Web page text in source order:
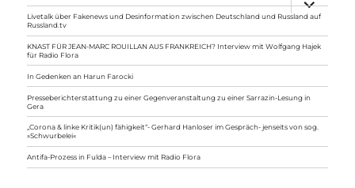
anzeigen
Livetalk über Fakenews und Desinformation zwischen Deutschland und Russland auf
Russland.tv
KNAST FÜR JEAN-MARC ROUILLAN AUS FRANKREICH? Interview mit Wolfgang Hajek
für Radio Flora
In Gedenken an Harun Farocki
Presseberichterstattung zu einer Gegenveranstaltung zu einer Sarrazin-Lesung in
Gera
„Corona & linke Kritik(un) fähigkeit“- Gerhard Hanloser im Gespräch- jenseits von sog.
»Schwurbelei«
Antifa-Prozess in Fulda – Interview mit Radio Flora